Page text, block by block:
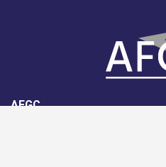
AFGC